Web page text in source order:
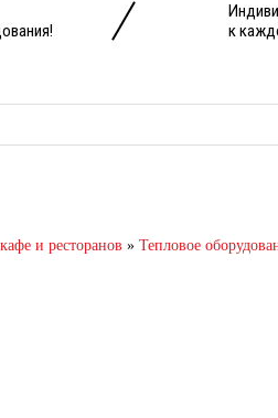
к
и ресторанов » Тепловое